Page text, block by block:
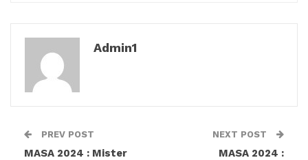
Admin1
PREV POST
MASA 2024 : Mister
NEXT POST
MASA 2024 :